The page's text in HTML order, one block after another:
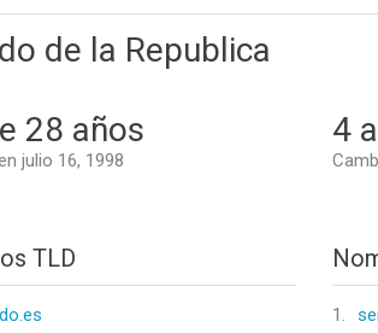
de la Republica
28 años
julio 16, 1998
4
TLD
1.